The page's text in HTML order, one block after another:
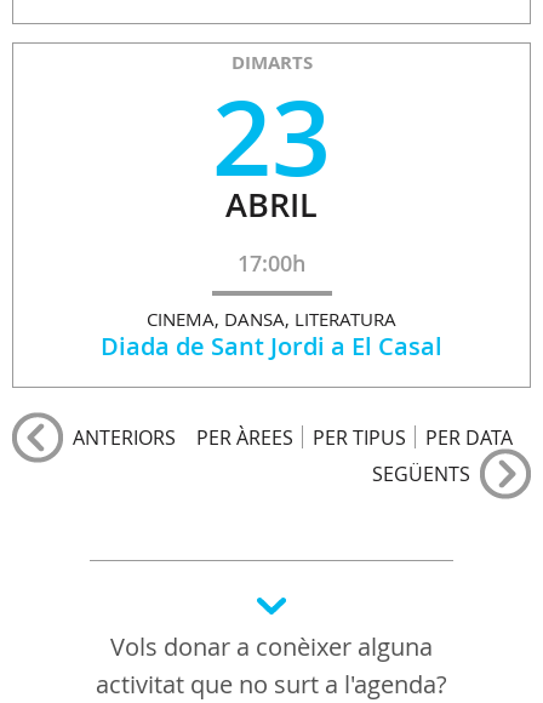
DIMARTS
23
ABRIL
17:00h
CINEMA, DANSA, LITERATURA
Diada de Sant Jordi a El Casal
ANTERIORS PER ÀREES PER TIPUS
PER DATA
SEGÜENTS
Vols donar a conèixer alguna
activitat que no surt a l'agenda?